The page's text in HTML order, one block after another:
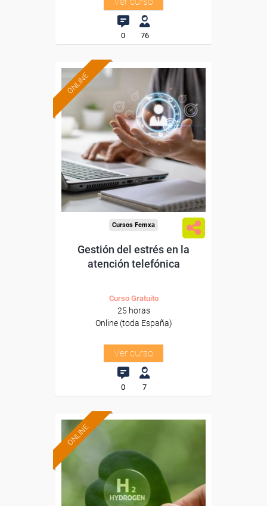
0 76
ONLINE
Formación 100%
subvencionada.
Para desempleados,
trabajadores y autónomos.
Sector
-Finanzas y Seguros.
Cursos Femxa
Gestión del estrés en la
atención telefónica
Curso Gratuito
25 horas
Online (toda España)
Ver curso
0 7
ONLINE
Formación 100%
subvencionada.
Para desempleados,
trabajadores y autónomos.